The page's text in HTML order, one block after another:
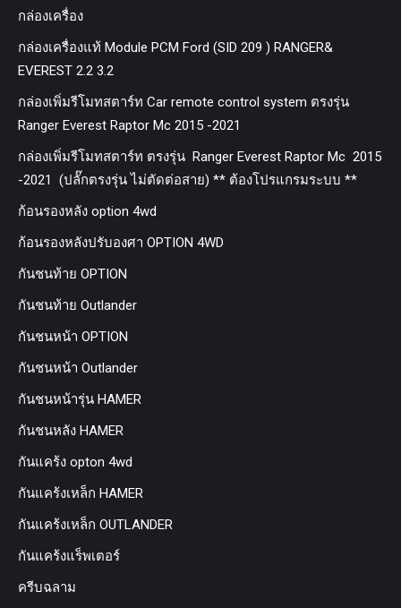
กล่องเครื่อง
กล่องเครื่องแท้ Module PCM Ford (SID 209 ) RANGER&
EVEREST 2.2 3.2
กล่องเพิ่มรีโมทสตาร์ท Car remote control system ตรงรุ่น
Ranger Everest Raptor Mc 2015 -2021
กล่องเพิ่มรีโมทสตาร์ท ตรงรุ่น Ranger Everest Raptor Mc 2015
-2021 (ปลั๊กตรงรุ่น ไม่ตัดต่อสาย) ** ต้องโปรแกรมระบบ **
ก้อนรองหลัง option 4wd
ก้อนรองหลังปรับองศา OPTION 4WD
กันชนท้าย OPTION
กันชนท้าย Outlander
กันชนหน้า OPTION
กันชนหน้า Outlander
กันชนหน้ารุ่น HAMER
กันชนหลัง HAMER
กันแคร้ง opton 4wd
กันแคร้งเหล็ก HAMER
กันแคร้งเหล็ก OUTLANDER
กันแคร้งแร็พเตอร์
ครีบฉลาม